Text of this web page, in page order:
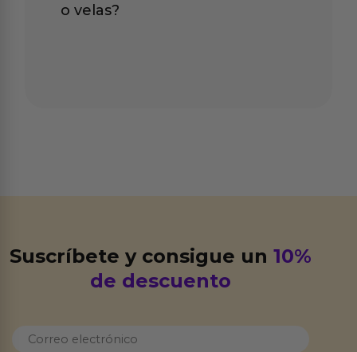
o velas?
Suscríbete y consigue un10%
de descuento